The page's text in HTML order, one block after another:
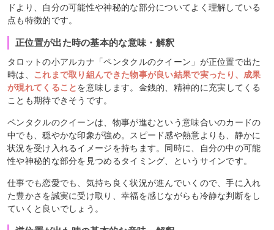
ドより、自分の可能性や神秘的な部分についてよく理解している
点も特徴的です。
正位置が出た時の基本的な意味・解釈
タロットの小アルカナ「ペンタクルのクイーン」が正位置で出た
時は、 これまで取り組んできた物事が良い結果で実ったり、成果
が現れてくることを意味します。金銭的、精神的に充実してくる
ことも期待できそうです。
ペンタクルのクイーンは、物事が進むという意味合いのカードの
中でも、穏やかな印象が強め。スピード感や熱意よりも、静かに
状況を受け入れるイメージを持ちます。同時に、自分の中の可能
性や神秘的な部分を見つめるタイミング、というサインです。
仕事でも恋愛でも、気持ち良く状況が進んでいくので、手に入れ
た豊かさを誠実に受け取り、幸福を感じながらも冷静な判断をし
ていくと良いでしょう。